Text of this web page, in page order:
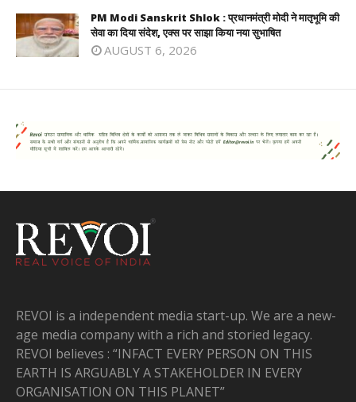
PM Modi Sanskrit Shlok : प्रधानमंत्री मोदी ने मातृभूमि की
सेवा का दिया संदेश, एक्स पर साझा किया नया सुभाषित
AUGUST 6, 2026
REVOI is a independent media start-up. We are a new-
age media company with a rich and storied legacy.
REVOI believes : “INFACT EVERY PERSON ON THIS
EARTH IS ARGUABLY A STAKEHOLDER IN EVERY
ORGANISATION ON THIS PLANET”